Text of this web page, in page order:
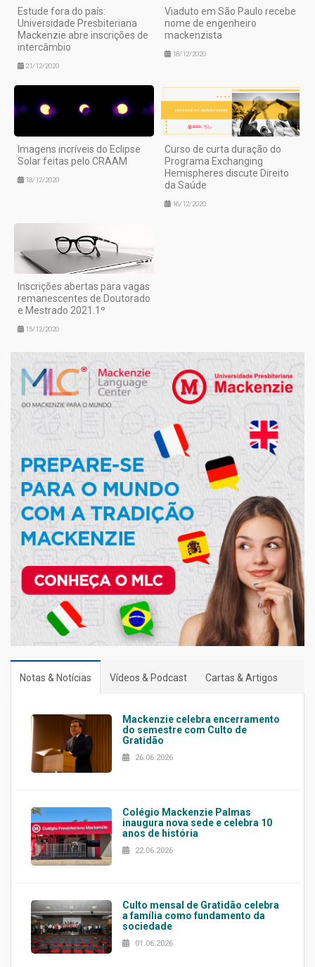
Estude fora do país:
Universidade Presbiteriana
Mackenzie abre inscrições de
intercâmbio
21/12/2020
Viaduto em São Paulo recebe
nome de engenheiro
mackenzista
18/12/2020
Imagens incríveis do Eclipse
Solar feitas pelo CRAAM
18/12/2020
Curso de curta duração do
Programa Exchanging
Hemispheres discute Direito
da Saúde
16/12/2020
Inscrições abertas para vagas
remanescentes de Doutorado
e Mestrado 2021.1º
15/12/2020
Notas & Notícias Vídeos & Podcast Cartas & Artigos
Mackenzie celebra encerramento
do semestre com Culto de
Gratidão
26.06.2026
Colégio Mackenzie Palmas
inaugura nova sede e celebra 10
anos de história
22.06.2026
Culto mensal de Gratidão celebra
a família como fundamento da
sociedade
01.06.2026